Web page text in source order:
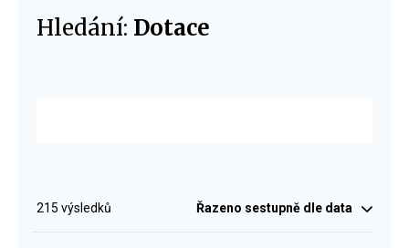
Hledání: Dotace
Výsledky
215 výsledků Řazeno sestupně dle data